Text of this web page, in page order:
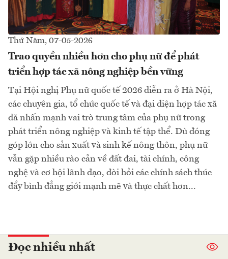
Thứ Năm, 07-05-2026
Trao quyền nhiều hơn cho phụ nữ để phát
triển hợp tác xã nông nghiệp bền vững
Tại Hội nghị Phụ nữ quốc tế 2026 diễn ra ở Hà Nội,
các chuyên gia, tổ chức quốc tế và đại diện hợp tác xã
đã nhấn mạnh vai trò trung tâm của phụ nữ trong
phát triển nông nghiệp và kinh tế tập thể. Dù đóng
góp lớn cho sản xuất và sinh kế nông thôn, phụ nữ
vẫn gặp nhiều rào cản về đất đai, tài chính, công
nghệ và cơ hội lãnh đạo, đòi hỏi các chính sách thúc
đẩy bình đẳng giới mạnh mẽ và thực chất hơn...
Đọc nhiều nhất